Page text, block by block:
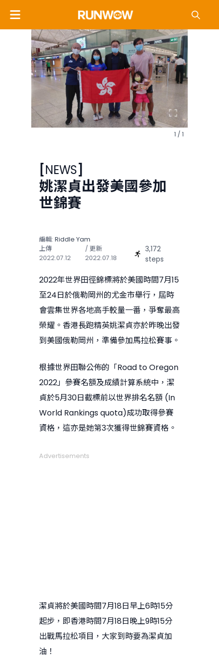
1 / 1
[NEWS]
姚潔貞出發美國參加
世錦賽
編輯: Riddle Yam
上傳
2022.07.12
/ 更新
2022.07.18
3,172
steps
2022年世界田徑錦標將於美國時間7月15
至24日於俄勒岡州的尤金市舉行，屆時
會雲集世界各地高手較量一番，爭奪最高
榮耀。香港長跑精英姚潔貞亦於昨晚出發
到美國俄勒岡州，準備參加馬拉松賽事。
根據世界田聯公佈的「Road to Oregon
2022」參賽名額及成績計算系統中，潔
貞於5月30日截標前以世界排名名額 (In
World Rankings quota)成功取得參賽
資格，這亦是她第3次獲得世錦賽資格。
Advertisements
潔貞將於美國時間7月18日早上6時15分
起步，即香港時間7月18日晚上9時15分
出戰馬拉松項目，大家到時要為潔貞加
油！